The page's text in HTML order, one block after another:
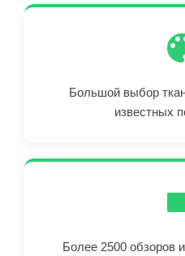
Большой выбор
известных
Более 2500 обзоров